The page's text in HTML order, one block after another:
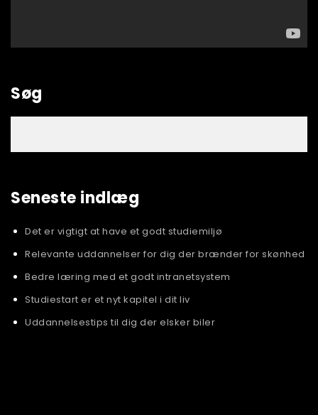
Søg
Seneste indlæg
Det er vigtigt at have et godt studiemiljø
Relevante uddannelser for dig der brænder for skønhed
Bedre læring med et godt intranetsystem
Studiestart er et nyt kapitel i dit liv
Uddannelsestips til dig der elsker biler